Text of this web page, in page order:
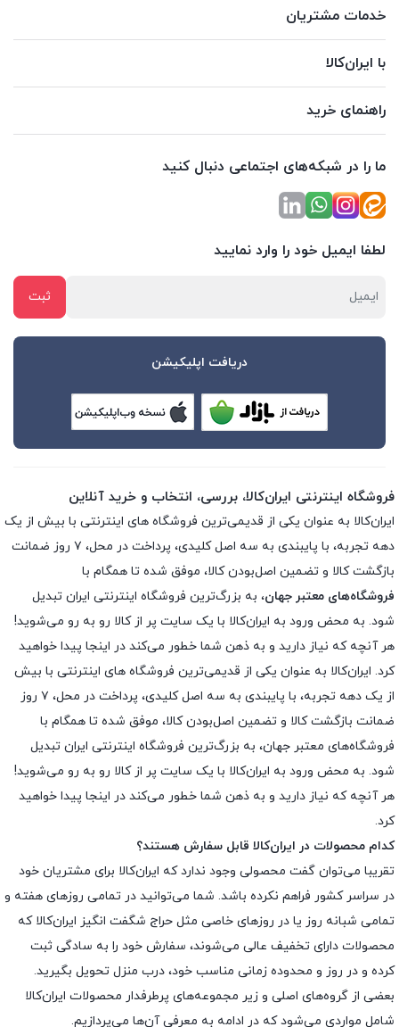
خدمات مشتریان
با ایران‌کالا
راهنمای خرید
ما را در شبکه‌های اجتماعی دنبال کنید
لطفا ایمیل خود را وارد نمایید
دریافت اپلیکیشن
فروشگاه اینترنتی ایران‌کالا، بررسی، انتخاب و خرید آنلاین
ایران‌کالا به عنوان یکی از قدیمی‌ترین فروشگاه های اینترنتی با بیش از یک
دهه تجربه، با پایبندی به سه اصل کلیدی، پرداخت در محل، ۷ روز ضمانت
بازگشت کالا و تضمین اصل‌بودن کالا، موفق شده تا همگام با
فروشگاه‌های معتبر جهان، به بزرگ‌ترین فروشگاه اینترنتی ایران تبدیل
شود. به محض ورود به ایران‌کالا با یک سایت پر از کالا رو به رو می‌شوید!
هر آنچه که نیاز دارید و به ذهن شما خطور می‌کند در اینجا پیدا خواهید
کرد. ایران‌کالا به عنوان یکی از قدیمی‌ترین فروشگاه های اینترنتی با بیش
از یک دهه تجربه، با پایبندی به سه اصل کلیدی، پرداخت در محل، ۷ روز
ضمانت بازگشت کالا و تضمین اصل‌بودن کالا، موفق شده تا همگام با
فروشگاه‌های معتبر جهان، به بزرگ‌ترین فروشگاه اینترنتی ایران تبدیل
شود. به محض ورود به ایران‌کالا با یک سایت پر از کالا رو به رو می‌شوید!
هر آنچه که نیاز دارید و به ذهن شما خطور می‌کند در اینجا پیدا خواهید
کرد.
کدام محصولات در ایران‌کالا قابل سفارش هستند؟
تقریبا می‌توان گفت محصولی وجود ندارد که ایران‌کالا برای مشتریان خود
در سراسر کشور فراهم نکرده باشد. شما می‌توانید در تمامی روزهای هفته و
تمامی شبانه روز یا در روزهای خاصی مثل حراج شگفت انگیز ایران‌کالا که
محصولات دارای تخفیف عالی می‌شوند، سفارش خود را به سادگی ثبت
کرده و در روز و محدوده زمانی مناسب خود، درب منزل تحویل بگیرید.
بعضی از گروه‌های اصلی و زیر مجموعه‌های پرطرفدار محصولات ایران‌کالا
شامل مواردی می‌شود که در ادامه به معرفی آن‌ها می‌پردازیم.